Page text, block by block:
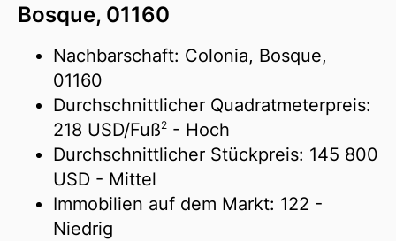
Bosque, 01160
Nachbarschaft: Colonia, Bosque,
01160
Durchschnittlicher Quadratmeterpreis:
218 USD/Fuß2 - Hoch
Durchschnittlicher Stückpreis: 145 800
USD - Mittel
Immobilien auf dem Markt: 122 -
Niedrig